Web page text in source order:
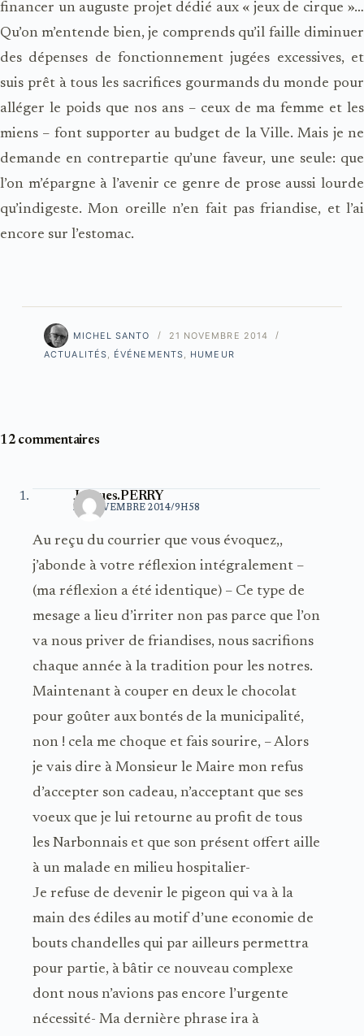
financer un auguste projet dédié aux « jeux de cirque »…
Qu’on m’entende bien, je comprends qu’il faille diminuer
des dépenses de fonctionnement jugées excessives, et
suis prêt à tous les sacrifices gourmands du monde pour
alléger le poids que nos ans – ceux de ma femme et les
miens – font supporter au budget de la Ville. Mais je ne
demande en contrepartie qu’une faveur, une seule: que
l’on m’épargne à l’avenir ce genre de prose aussi lourde
qu’indigeste. Mon oreille n’en fait pas friandise, et l’ai
encore sur l’estomac.
MICHEL SANTO
21 NOVEMBRE 2014
ACTUALITÉS, ÉVÉNEMENTS, HUMEUR
12 commentaires
Jacques.PERRY
21 NOVEMBRE 2014/9H58
Au reçu du courrier que vous évoquez,,
j’abonde à votre réflexion intégralement –
(ma réflexion a été identique) – Ce type de
mesage a lieu d’irriter non pas parce que l’on
va nous priver de friandises, nous sacrifions
chaque année à la tradition pour les notres.
Maintenant à couper en deux le chocolat
pour goûter aux bontés de la municipalité,
non ! cela me choque et fais sourire, – Alors
je vais dire à Monsieur le Maire mon refus
d’accepter son cadeau, n’acceptant que ses
voeux que je lui retourne au profit de tous
les Narbonnais et que son présent offert aille
à un malade en milieu hospitalier-
Je refuse de devenir le pigeon qui va à la
main des édiles au motif d’une economie de
bouts chandelles qui par ailleurs permettra
pour partie, à bâtir ce nouveau complexe
dont nous n’avions pas encore l’urgente
nécessité- Ma dernière phrase ira à